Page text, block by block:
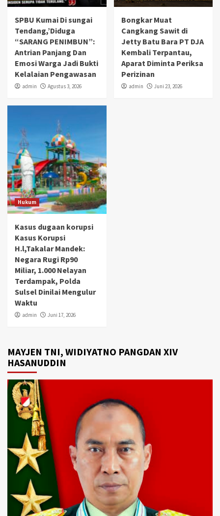
SPBU Kumai Di sungai
Tendang,’Diduga
“SARANG PENIMBUN”:
Antrian Panjang Dan
Emosi Warga Jadi Bukti
Kelalaian Pengawasan
admin Agustus 3, 2026
Bongkar Muat
Cangkang Sawit di
Jetty Batu Bara PT DJA
Kembali Terpantau,
Aparat Diminta Periksa
Perizinan
admin Juni 23, 2026
Hukum
Kasus dugaan korupsi
Kasus Korupsi
H.l,Takalar Mandek:
Negara Rugi Rp90
Miliar, 1.000 Nelayan
Terdampak, Polda
Sulsel Dinilai Mengulur
Waktu
admin Juni 17, 2026
MAYJEN TNI, WIDIYATNO PANGDAN XIV
HASANUDDIN